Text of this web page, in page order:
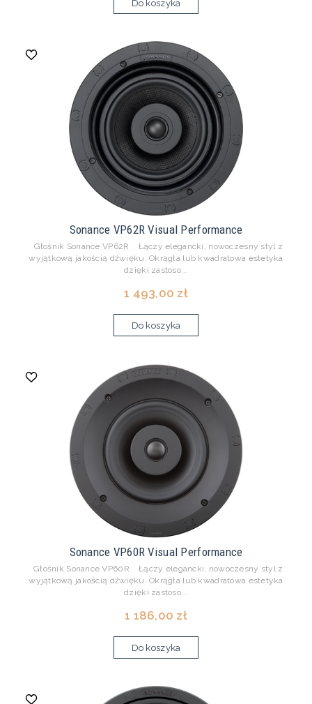
Do koszyka
Sonance VP62R Visual Performance
Głośnik Sonance VP62R Łączy elegancki, nowoczesny styl z
wyjątkową jakością dźwięku. Okrągła lub kwadratowa estetyka
dzięki zastoso...
1 493,00 zł
Do koszyka
Sonance VP60R Visual Performance
Głośnik Sonance VP60R Łączy elegancki, nowoczesny styl z
wyjątkową jakością dźwięku. Okrągła lub kwadratowa estetyka
dzięki zastoso...
1 186,00 zł
Do koszyka